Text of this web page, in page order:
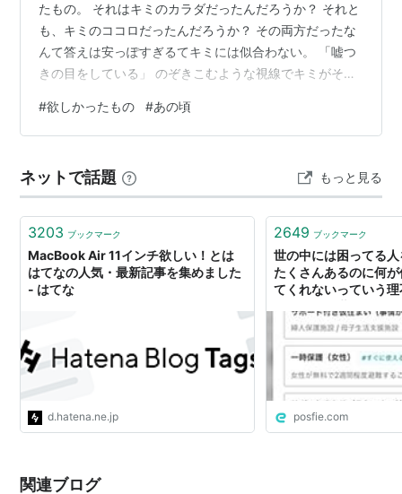
たもの。 それはキミのカラダだったんだろうか？ それと
も、キミのココロだったんだろうか？ その両方だったな
んて答えは安っぽすぎるてキミには似合わない。 「嘘つ
きの目をしている」 のぞきこむような視線でキミがそう
りに「小説」を読んだって気がした。 バリ山行 作者:松
永Ｋ三蔵 講談社 Amazon
#欲しかったもの #あの頃
ネットで話題 もっと見る
3203 ブックマーク
MacBook Air 11インチ欲しい！とは
はてなの人気・最新記事を集めました
- はてな
d.hatena.ne.jp
2649 ブックマーク
世の中には困ってる
たくさんあるのに何
てくれないっていう
てる人たちがいて、
ージがこの前リリー
を僕はフォロワーさ
欲しいと思ったんよ
posfie.com
関連ブログ